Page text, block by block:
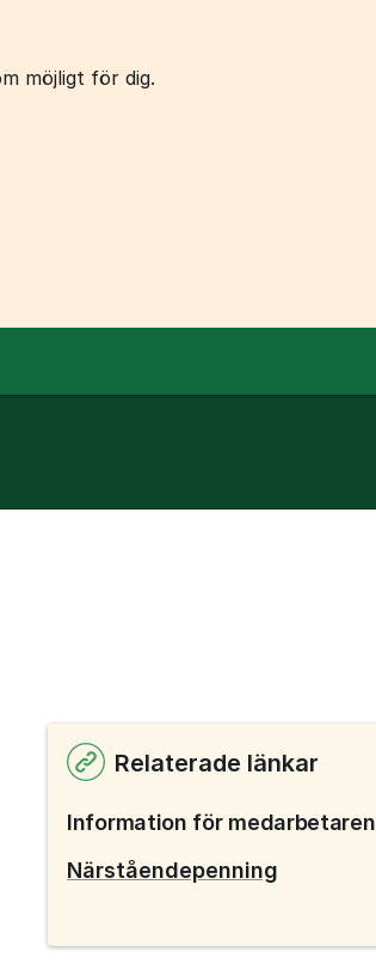
möjligt för dig.
Relaterade länkar
Information för medarbetaren
Närståendepenning